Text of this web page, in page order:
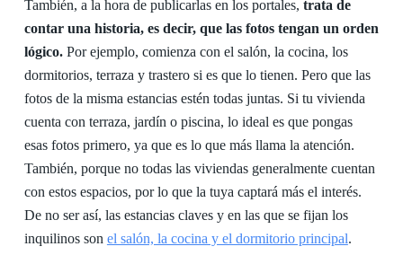
También, a la hora de publicarlas en los portales, trata de
contar una historia, es decir, que las fotos tengan un orden
lógico.Por ejemplo, comienza con el salón, la cocina, los
dormitorios, terraza y trastero si es que lo tienen. Pero que las
fotos de la misma estancias estén todas juntas. Si tu vivienda
cuenta con terraza, jardín o piscina, lo ideal es que pongas
esas fotos primero, ya que es lo que más llama la atención.
También, porque no todas las viviendas generalmente cuentan
con estos espacios, por lo que la tuya captará más el interés.
De no ser así, las estancias claves y en las que se fijan los
inquilinos son el salón, la cocina y el dormitorio principal.